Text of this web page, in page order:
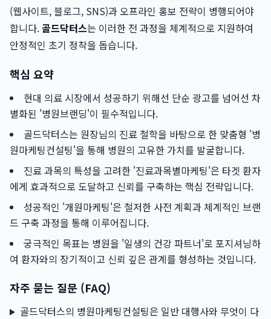
(웹사이트, 블로그, SNS)과 오프라인 홍보 전략이 병행되어야
합니다. 골드닥터스는 이러한 전 과정을 체계적으로 지원하여
안정적인 초기 정착을 돕습니다.
핵심 요약
현대 의료 시장에서 성공하기 위해선 단순 광고를 넘어선 차
별화된 '병원브랜딩'이 필수적입니다.
골드닥터스는 원장님의 진료 철학을 바탕으로 한 맞춤형 '병
원마케팅컨설팅'을 통해 병원의 고유한 가치를 발굴합니다.
진료 과목의 특성을 고려한 '진료과목별마케팅'은 타겟 환자
에게 효과적으로 도달하고 신뢰를 구축하는 핵심 전략입니다.
성공적인 '개원마케팅'은 철저한 사전 계획과 체계적인 브랜
드 구축 과정을 통해 이루어집니다.
궁극적인 목표는 병원을 '일생의 건강 파트너'로 포지셔닝하
여 환자와의 장기적이고 신뢰 깊은 관계를 형성하는 것입니다.
자주 묻는 질문 (FAQ)
골드닥터스의 병원마케팅컨설팅은 일반 대행사와 무엇이 다